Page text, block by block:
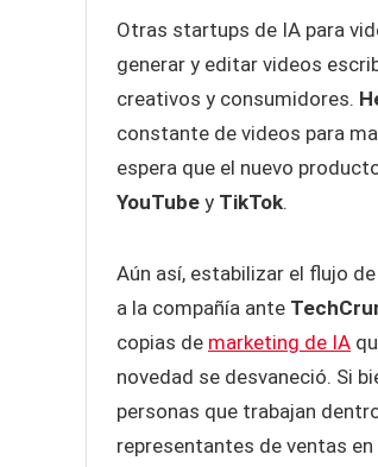
Otras startups de IA para
generar y editar videos
creativos y consumidores.
constante de videos para
espera que el nuevo
YouTube y TikTok.
Aún así, estabilizar el flujo
a la compañía ante
copias de marketing de IA
novedad se desvaneció. Si
personas que trabajan
representantes de ventas